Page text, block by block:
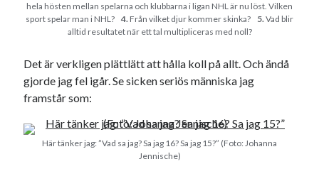
Swish: 070-8885542
hela hösten mellan spelarna och klubbarna i ligan NHL är nu löst. Vilken
sport spelar man i NHL? 4. Från vilket djur kommer skinka? 5. Vad blir
alltid resultatet när ett tal multipliceras med noll?
Det är verkligen plättlätt att hålla koll på allt. Och ändå
gjorde jag fel igår. Se sicken seriös människa jag
framstår som:
Här tänker jag: ”Vad sa jag? Sa jag 16? Sa jag 15?” (Foto: Johanna
Jennische)